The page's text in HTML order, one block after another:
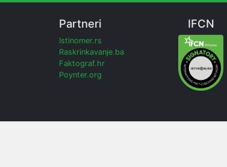
Partneri
Istinomer.rs
Raskrinkavanje.ba
Faktograf.hr
Poynter.org
IFCN